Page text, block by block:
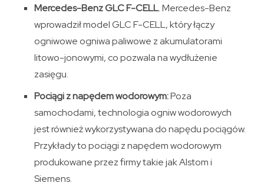
Mercedes-Benz GLC F-CELL. Mercedes-Benz
wprowadził model GLC F-CELL, który łączy
ogniwowe ogniwa paliwowe z akumulatorami
litowo-jonowymi, co pozwala na wydłużenie
zasięgu.
Pociągi z napędem wodorowym:Poza
samochodami, technologia ogniw wodorowych
jest również wykorzystywana do napędu pociągów.
Przykłady to pociągi z napędem wodorowym
produkowane przez firmy takie jak Alstom i
Siemens.